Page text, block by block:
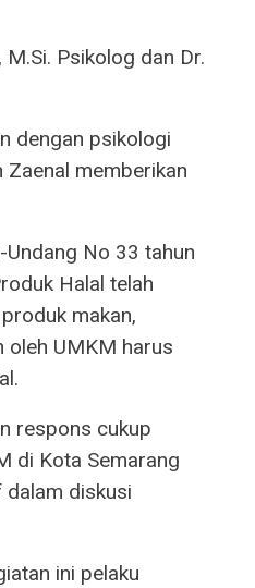
Psikolog dan Dr.
dengan psikologi
memberikan
Undang No 33 tahun
Halal telah
makan,
oleh UMKM harus
respons cukup
di Kota Semarang
diskusi
ini pelaku